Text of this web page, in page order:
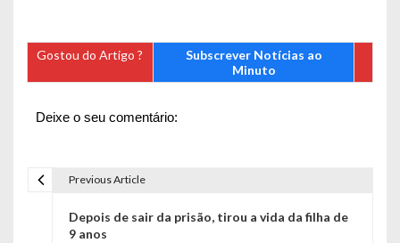
Gostou do Artigo ?
Subscrever Notícias ao
Minuto
Deixe o seu comentário:
Previous Article
Depois de sair da prisão, tirou a vida da filha de
9 anos